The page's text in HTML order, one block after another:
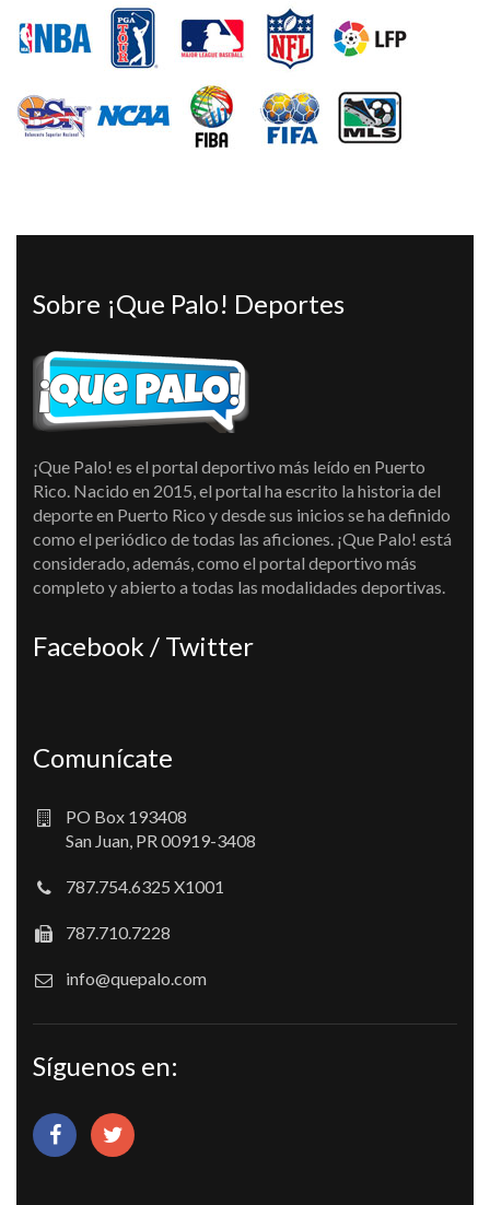
Sobre ¡Que Palo! Deportes
¡Que Palo! es el portal deportivo más leído en Puerto
Rico. Nacido en 2015, el portal ha escrito la historia del
deporte en Puerto Rico y desde sus inicios se ha definido
como el periódico de todas las aficiones. ¡Que Palo! está
considerado, además, como el portal deportivo más
completo y abierto a todas las modalidades deportivas.
Facebook / Twitter
Comunícate
PO Box 193408
San Juan, PR 00919-3408
787.754.6325 X1001
787.710.7228
info@quepalo.com
Síguenos en: